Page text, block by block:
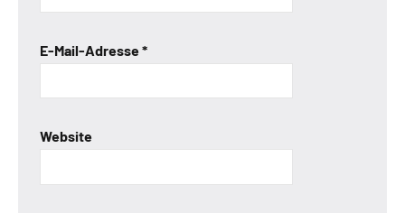
E-Mail-Adresse*
Website